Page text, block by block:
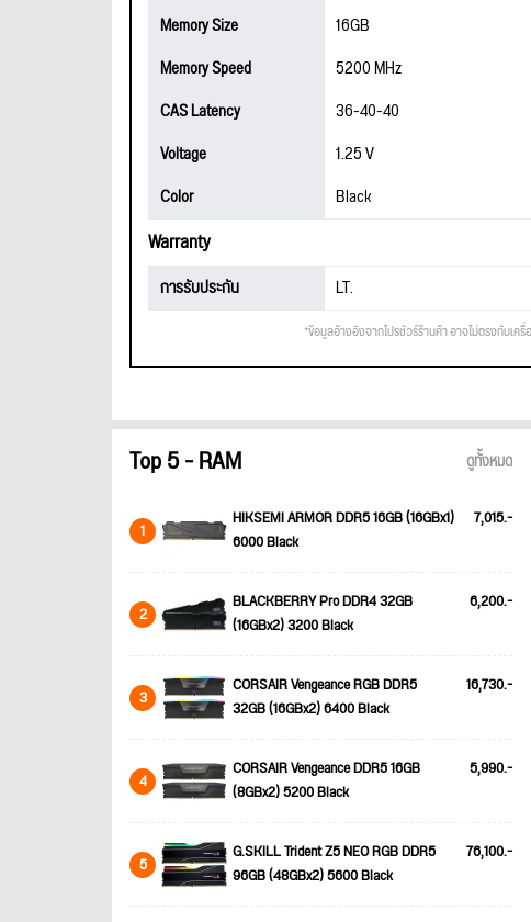
Memory Size
16GB
Memory Speed
5200 MHz
CAS Latency
36-40-40
Voltage
1.25 V
Color
Black
Warranty
การรับประกัน LT.
*ข้อมูลอ้างอิงจากโปรชัวร์ร้านค้า อาจไม่ตรงกับเ
Top 5 - RAM ดูทั้งหมด
1
HIKSEMI ARMOR DDR5 16GB (16GBx1)
6000 Black
7,015.-
2
BLACKBERRY Pro DDR4 32GB
(16GBx2) 3200 Black
6,200.-
3
CORSAIR Vengeance RGB DDR5
32GB (16GBx2) 6400 Black
16,730.-
4
CORSAIR Vengeance DDR5 16GB
(8GBx2) 5200 Black
5,990.-
5
G.SKILL Trident Z5 NEO RGB DDR5
96GB (48GBx2) 5600 Black
76,100.-